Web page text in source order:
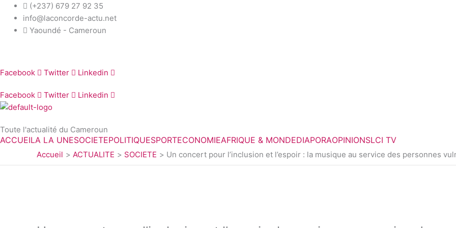
Aller
contenu
(+237) 679 27 92 35
info@laconcorde-actu.net
Yaoundé - Cameroun
Facebook Twitter Linkedin
Facebook Twitter Linkedin
Toute l'actualité du Cameroun
ACCUEILA LA UNESOCIETEPOLITIQUESPORTECONOMIEAFRIQUE & MONDEDIAPORAOPINIONSLCI TV
Accueil ACTUALITE SOCIETE Un concert pour l’inclusion et l’espoir : la musique au service des personnes